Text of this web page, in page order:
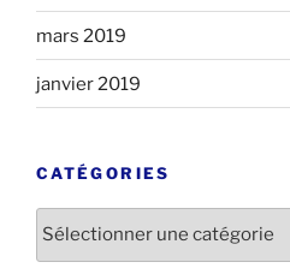
mars 2019
janvier 2019
CATÉGORIES
Catégories